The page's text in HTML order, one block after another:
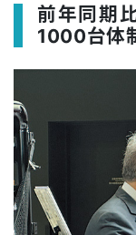
前年同期
1000台体